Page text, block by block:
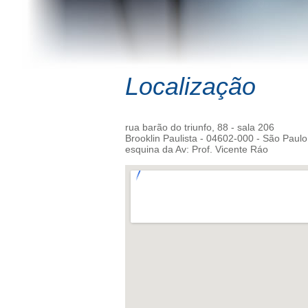
Localização
rua barão do triunfo, 88 - sala 206
Brooklin Paulista - 04602-000 - São
esquina da Av: Prof. Vicente Ráo